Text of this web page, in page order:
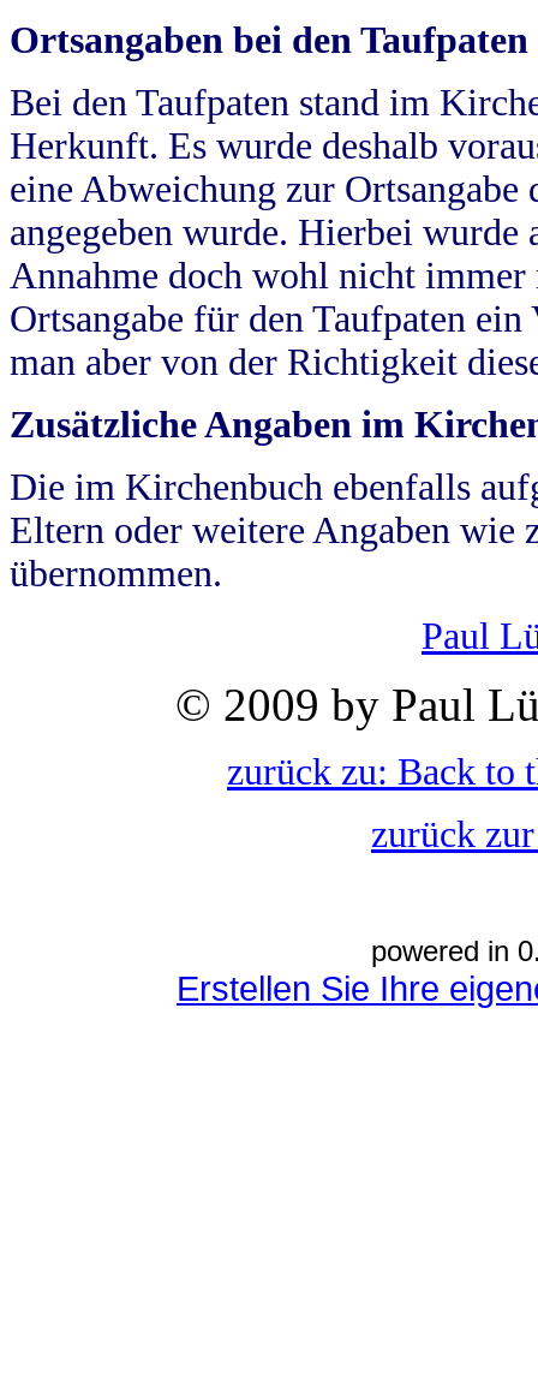
Ortsangaben bei den Taufpaten
Bei den Taufpaten stand im
Herkunft. Es wurde deshalb
eine Abweichung zur
angegeben wurde. Hierbei wurde
Annahme doch wohl nicht
Ortsangabe für den Taufpaten
man aber von der Richtigkeit
Zusätzliche Angaben im
Die im Kirchenbuch ebenfalls
Eltern oder weitere Angaben wie
übernommen.
Paul
© 2009 by Paul
zurück zu: Back to
zurück
powered in
Erstellen Sie Ihre